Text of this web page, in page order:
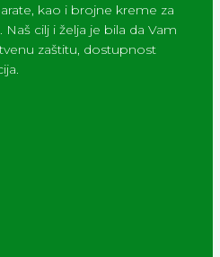
kao i brojne kreme za
cilj i želja je bila da Vam
zaštitu, dostupnost